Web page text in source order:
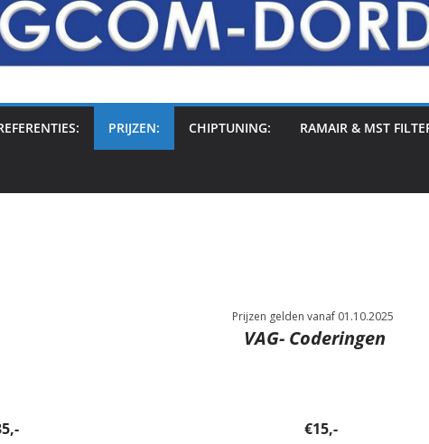
PRIJZEN: CHIPTUNING: RAMAIR & MST
Prijzen gelden vanaf 01.10.2025
VAG- Coderingen
€15,-